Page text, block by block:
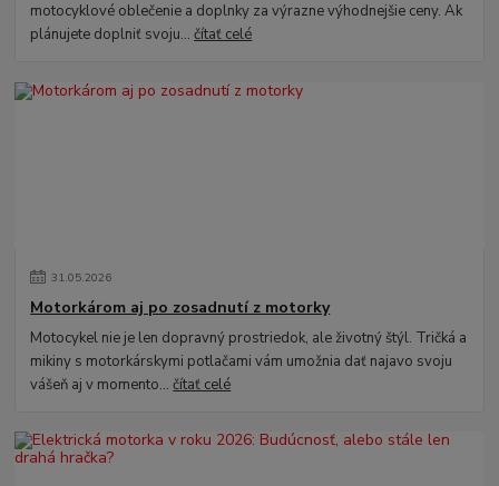
motocyklové oblečenie a doplnky za výrazne výhodnejšie ceny. Ak
plánujete doplniť svoju...čítať celé
31.05.2026
Motorkárom aj po zosadnutí z motorky
Motocykel nie je len dopravný prostriedok, ale životný štýl. Tričká a
mikiny s motorkárskymi potlačami vám umožnia dať najavo svoju
vášeň aj v momento...čítať celé